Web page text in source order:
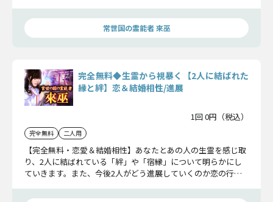
常世国の霊能者 來巫
完全無料◆生霊から視暴く【2人に結ばれた
縁と絆】恋＆結婚相性/進展
1回 0円（税込）
完全無料 二人用
【完全無料・恋愛＆結婚相性】あなたとあの人の生霊を感じ取
り、2人に結ばれている「絆」や「宿縁」について明らかにし
ていきます。また、今後2人がどう進展していくのか恋の行末